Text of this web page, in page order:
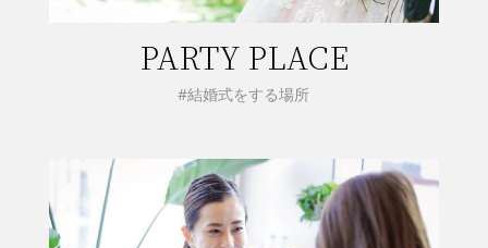
PARTY PLACE
#結婚式をする場所